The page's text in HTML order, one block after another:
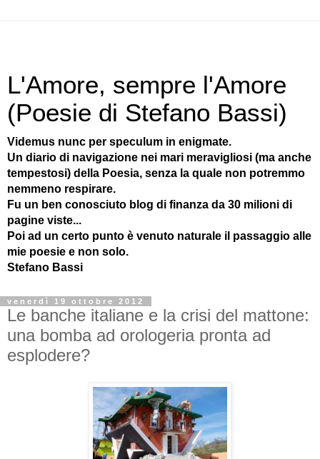
L'Amore, sempre l'Amore
(Poesie di Stefano Bassi)
Videmus nunc per speculum in enigmate.
Un diario di navigazione nei mari meravigliosi (ma anche
tempestosi) della Poesia, senza la quale non potremmo
nemmeno respirare.
Fu un ben conosciuto blog di finanza da 30 milioni di
pagine viste...
Poi ad un certo punto è venuto naturale il passaggio alle
mie poesie e non solo.
Stefano Bassi
venerdì 19 ottobre 2012
Le banche italiane e la crisi del mattone:
una bomba ad orologeria pronta ad
esplodere?